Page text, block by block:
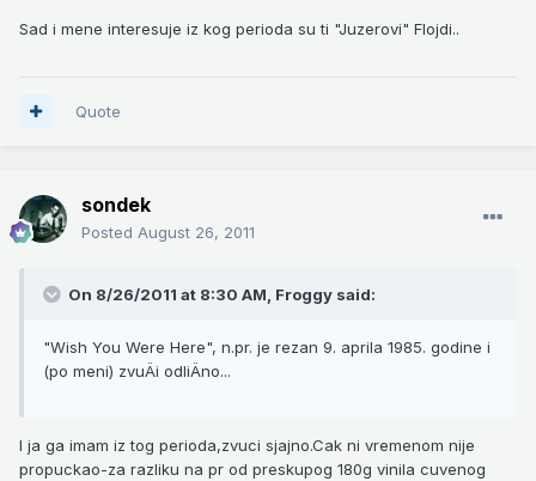
Sad i mene interesuje iz kog perioda su ti "Juzerovi" Flojdi..
Quote
sondek
Posted August 26, 2011
On 8/26/2011 at 8:30 AM, Froggy said:
"Wish You Were Here", n.pr. je rezan 9. aprila 1985. godine i
(po meni) zvuÄi odliÄno...
I ja ga imam iz tog perioda,zvuci sjajno.Cak ni vremenom nije
propuckao-za razliku na pr od preskupog 180g vinila cuvenog